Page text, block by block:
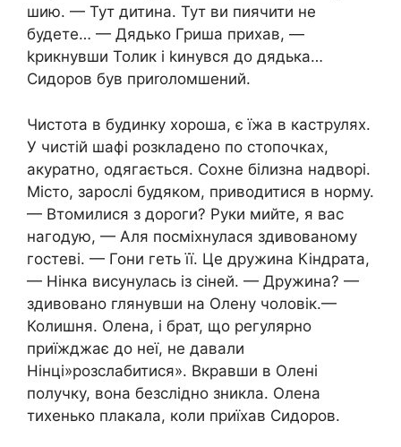
шию. — Тут дитина. Тут ви пиячити не
будете… — Дядько Гриша прихав, —
kрикнувши Толик і kинувся до дядька…
Сидоров був приrоломшений.
Чистота в будинку хороша, є їжа в каструлях.
У чистій шафі розкладено по стопочках,
акуратно, одягається. Сохне білизна надворі.
Місто, зарослі будяком, приводитися в норму.
— Втомилися з дороги? Руки мийте, я вас
нагодую, — Аля посміхнулася здивованому
гостеві. — Гони геть її. Це дружина Кіндрата,
— Нінка висунулась із сіней. — Дружина? —
здивовано глянувши на Олену чоловік.—
Колишня. Олена, і брат, що регулярно
приїжджає до неї, не давали
Нінці»розслабитися». Вкравши в Олені
получку, вона безслідно зникла. Олена
тихенько плакала, коли приїхав Сидоров.